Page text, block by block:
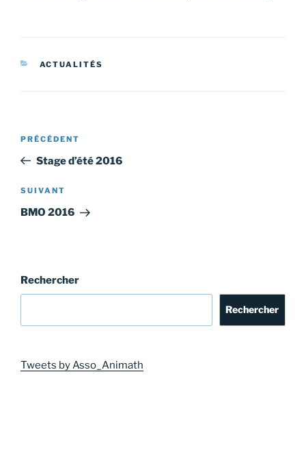
CATÉGORIES
ACTUALITÉS
Navigation
l’article
Article
précédent
PRÉCÉDENT
Stage d’été 2016
Article
suivant
SUIVANT
BMO 2016
Rechercher
Rechercher
Tweets by Asso_Animath